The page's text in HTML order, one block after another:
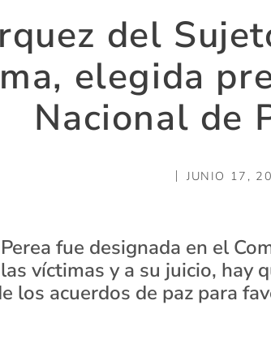
del
elegida
Nacional de
JUNIO 17,
fue designada en el
víctimas y a su juicio, hay
los acuerdos de paz para